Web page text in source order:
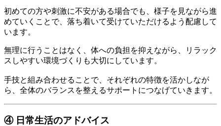
初めての方や刺激に不安がある場合でも、様子を見ながら進
めていくことで、落ち着いて受けていただけるよう配慮して
います。
無理に行うことはなく、体への負担を抑えながら、リラック
スしやすい環境づくりも大切にしています。
手技と組み合わせることで、それぞれの特徴を活かしなが
ら、全体のバランスを整えるサポートにつなげていきます。
④ 日常生活のアドバイス